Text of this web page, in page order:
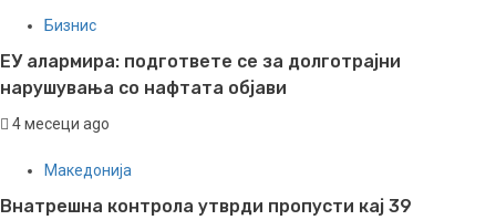
Бизнис
ЕУ алармира: подгответе се за долготрајни
нарушувања со нафтата објави
4 месеци ago
Македонија
Внатрешна контрола утврди пропусти кај 39